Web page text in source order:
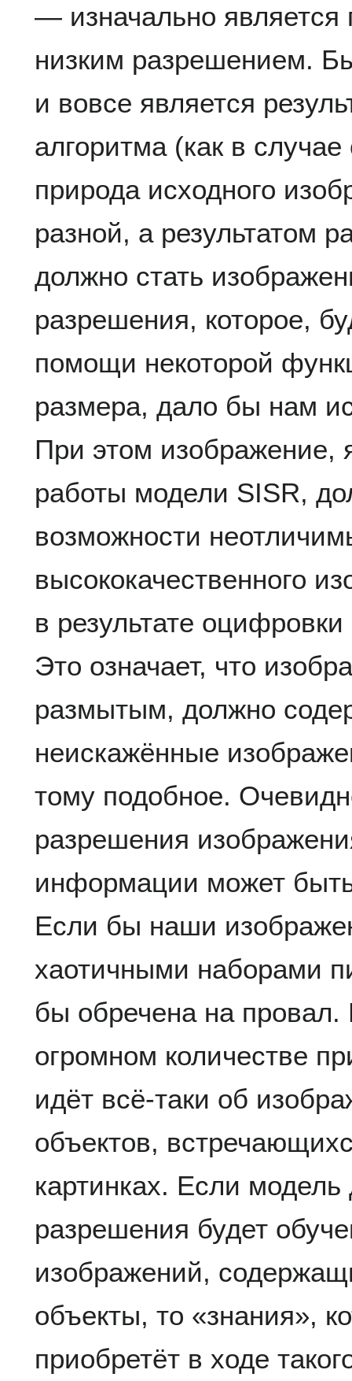
— изначально является
низким разрешением.
и вовсе является
алгоритма (как в
природа исходного
разной, а результатом
должно стать
разрешения, которое,
помощи некоторой
размера, дало бы нам
При этом изображение,
работы модели SISR,
возможности
высококачественного
в результате
Это означает, что
размытым, должно
неискажённые
тому подобное.
разрешения
информации может
Если бы наши
хаотичными наборами
бы обречена на провал.
огромном количестве
идёт всё-таки об
объектов,
картинках. Если
разрешения будет
изображений,
объекты, то «знания»,
приобретёт в ходе